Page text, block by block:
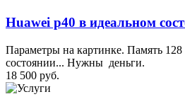
Huawei p40 в идеальном
Параметры на картинке. Память
состоянии... Нужны деньги.
18 500 руб.